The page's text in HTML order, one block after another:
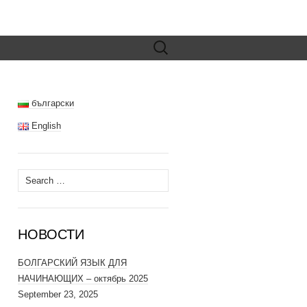
Search
for:
български
English
Search
for:
НОВОСТИ
БОЛГАРСКИЙ ЯЗЫК ДЛЯ
НАЧИНАЮЩИХ – октябрь 2025
September 23, 2025